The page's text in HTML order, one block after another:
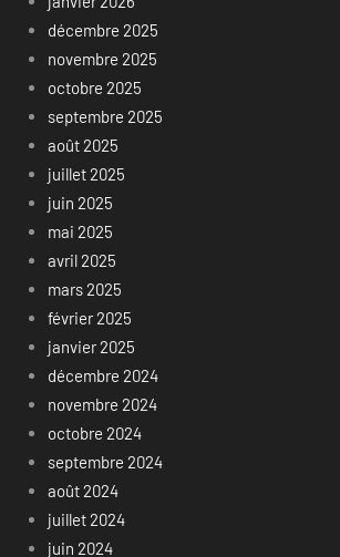
décembre 2025
novembre 2025
octobre 2025
septembre 2025
août 2025
juillet 2025
juin 2025
mai 2025
avril 2025
mars 2025
février 2025
janvier 2025
décembre 2024
novembre 2024
octobre 2024
septembre 2024
août 2024
juillet 2024
juin 2024